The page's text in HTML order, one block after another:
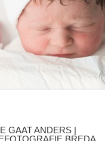
GAAT ANDERS |
BREDA